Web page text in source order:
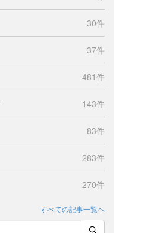
30件
37件
481件
143件
83件
283件
270件
すべての記事一覧へ